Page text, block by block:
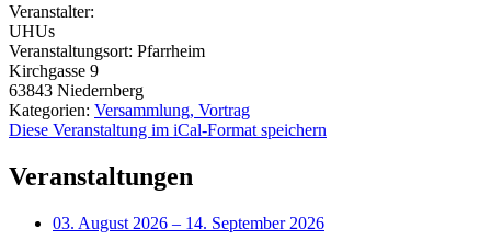
Veranstalter:
UHUs
Veranstaltungsort: Pfarrheim
Kirchgasse 9
63843 Niedernberg
Kategorien: Versammlung, Vortrag
Diese Veranstaltung im iCal-Format speichern
Veranstaltungen
03. August 2026 – 14. September 2026